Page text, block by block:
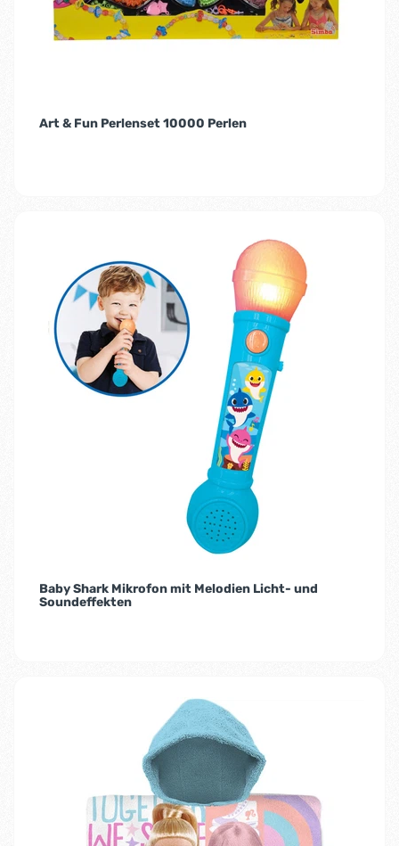
Art & Fun Perlenset 10000 Perlen
Baby Shark Mikrofon mit Melodien Licht- und
Soundeffekten